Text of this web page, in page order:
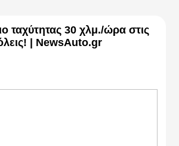
ταχύτητας 30 χλμ./ώρα στις
| NewsAuto.gr